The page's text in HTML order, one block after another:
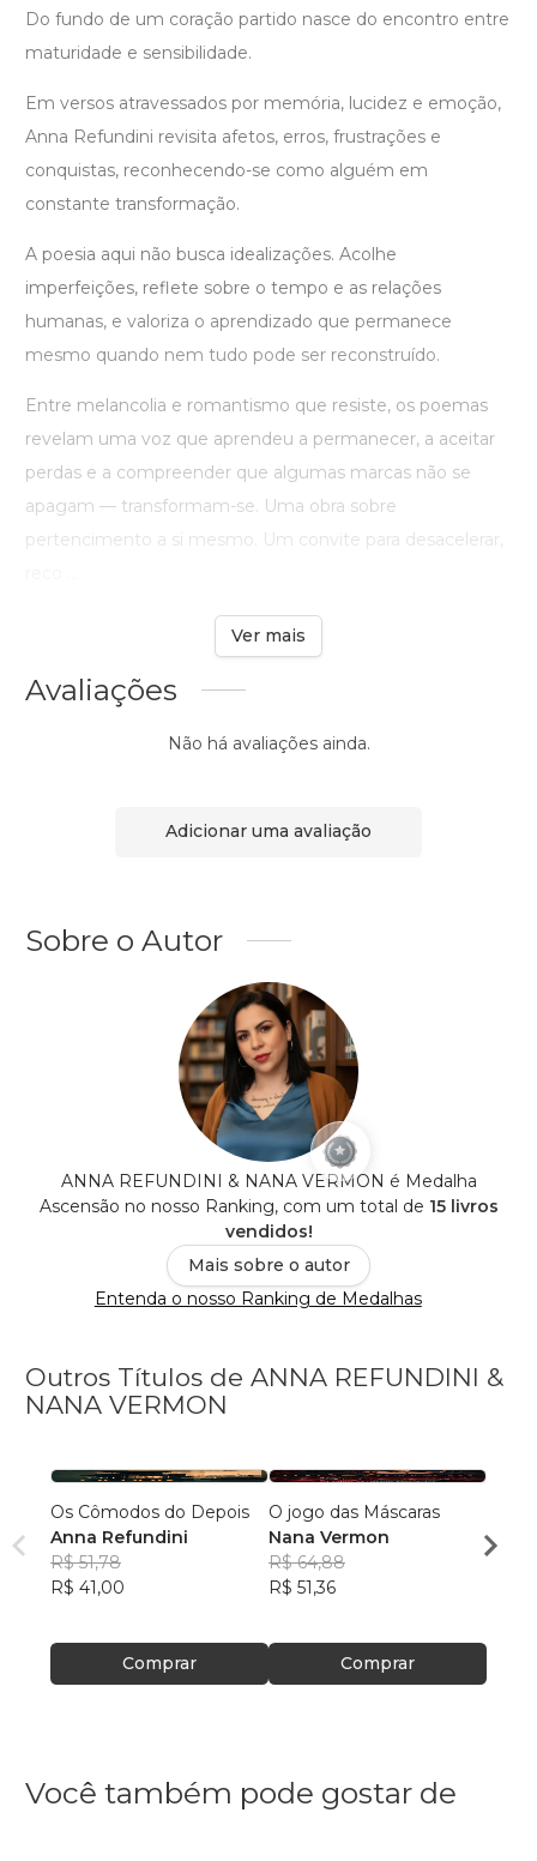
Do fundo de um coração partido nasce do encontro entre
maturidade e sensibilidade.
Em versos atravessados por memória, lucidez e emoção,
Anna Refundini revisita afetos, erros, frustrações e
conquistas, reconhecendo-se como alguém em
constante transformação.
A poesia aqui não busca idealizações. Acolhe
imperfeições, reflete sobre o tempo e as relações
humanas, e valoriza o aprendizado que permanece
mesmo quando nem tudo pode ser reconstruído.
Entre melancolia e romantismo que resiste, os poemas
revelam uma voz que aprendeu a permanecer, a aceitar
perdas e a compreender que algumas marcas não se
apagam — transformam-se. Uma obra sobre
pertencimento a si mesmo. Um convite para desacelerar,
Ver mais
Avaliações
Não há avaliações ainda.
Adicionar uma avaliação
Sobre o Autor
ANNA REFUNDINI & NANA VERMON é Medalha
Ascensão no nosso Ranking, com um total de 15 livros
vendidos!
Mais sobre o autor
Entenda o nosso Ranking de Medalhas
Outros Títulos de ANNA REFUNDINI &
NANA VERMON
Os Cômodos do Depois
Anna Refundini
R$ 51,78
R$ 41,00
Comprar
O jogo das Máscaras
Nana Vermon
R$ 64,88
R$ 51,36
Comprar
R$
Você também pode gostar de